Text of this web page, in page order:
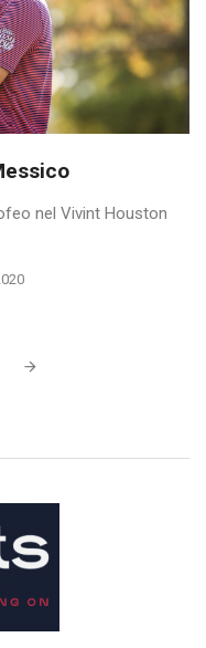
nel Vivint Houston